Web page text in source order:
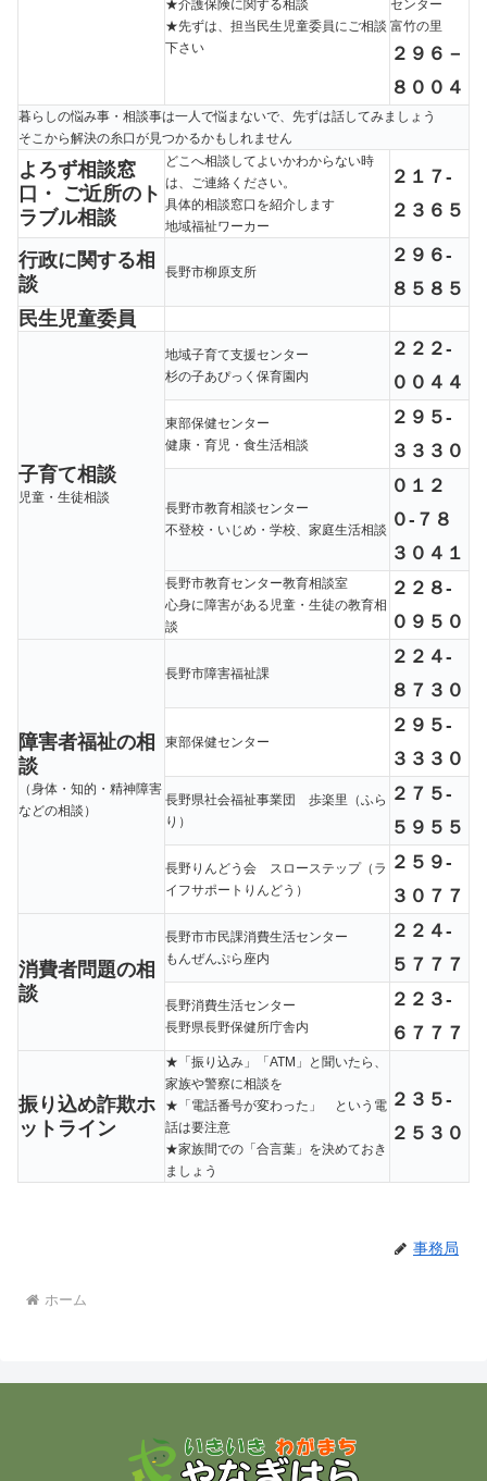
★介護保険に関する相談
★先ずは、担当民生児童委員にご相談
下さい
センター
富竹の里
２９６－
８００４
暮らしの悩み事・相談事は一人で悩まないで、先ずは話してみましょう
そこから解決の糸口が見つかるかもしれません
よろず相談窓
口・ ご近所のト
ラブル相談
どこへ相談してよいかわからない時
は、ご連絡ください。
具体的相談窓口を紹介します
地域福祉ワーカー
２１７-
２３６５
行政に関する相
談
長野市柳原支所
２９６-
８５８５
民生児童委員
子育て相談
児童・生徒相談
地域子育て支援センター
杉の子あぴっく保育園内
２２２-
００４４
東部保健センター
健康・育児・食生活相談
２９５-
３３３０
長野市教育相談センター
不登校・いじめ・学校、家庭生活相談
０１２
０-７８
３０４１
長野市教育センター教育相談室
心身に障害がある児童・生徒の教育相
談
２２８-
０９５０
障害者福祉の相
談
（身体・知的・精神障害
などの相談）
長野市障害福祉課
２２４-
８７３０
東部保健センター
２９５-
３３３０
長野県社会福祉事業団 歩楽里（ふら
り）
２７５-
５９５５
長野りんどう会 スローステップ（ラ
イフサポートりんどう）
２５９-
３０７７
消費者問題の相
談
長野市市民課消費生活センター
もんぜんぷら座内
２２４-
５７７７
長野消費生活センター
長野県長野保健所庁舎内
２２３-
６７７７
振り込め詐欺ホ
ットライン
★「振り込み」「ATM」と聞いたら、
家族や警察に相談を
★「電話番号が変わった」 という電
話は要注意
★家族間での「合言葉」を決めておき
ましょう
２３５-
２５３０
事務局
ホーム